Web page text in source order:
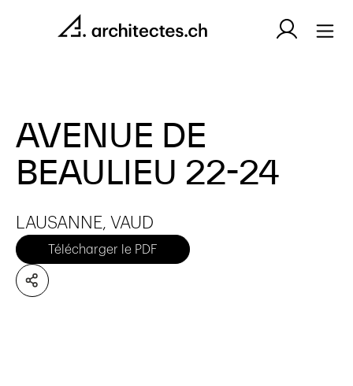
AVENUE DE
BEAULIEU 22-24
LAUSANNE, VAUD
Télécharger le PDF